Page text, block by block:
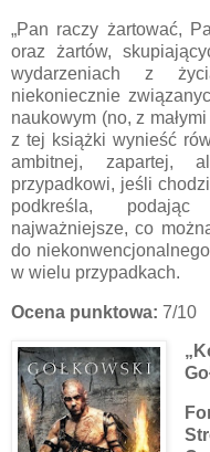
„Pan raczy żartować,
oraz żartów,
wydarzeniach z
niekoniecznie
naukowym (no, z
z tej książki wynieść
ambitnej, zapartej,
przypadkowi, jeśli
podkreśla,
najważniejsze, co
do
w wielu przypadkach.
Ocena punktowa: 7/10